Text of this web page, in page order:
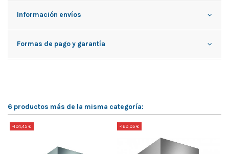
Información envíos
Formas de pago y garantía
6 productos más de la misma categoría:
-194,45 € -169,95 €